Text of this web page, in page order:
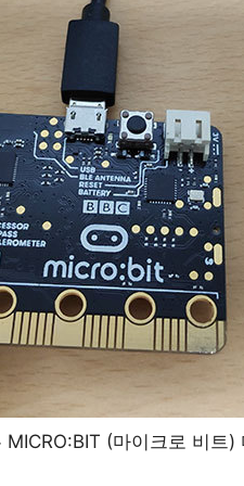
MICRO:BIT (마이크로 비트)